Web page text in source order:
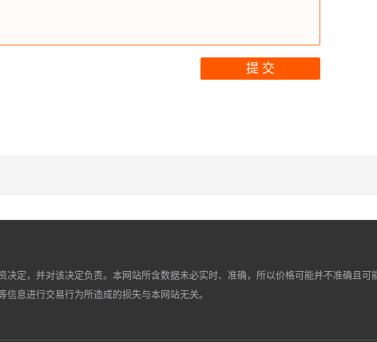
提 交
定，并对该决定负责。本网站所含数据未必实时、准确，所以价格可能并不准确且可
息进行交易行为所造成的损失与本网站无关。